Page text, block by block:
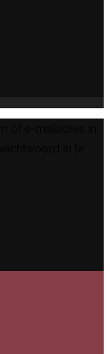
of e-mailadres in.
in te